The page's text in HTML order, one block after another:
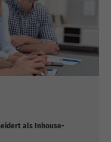
als Inhouse-